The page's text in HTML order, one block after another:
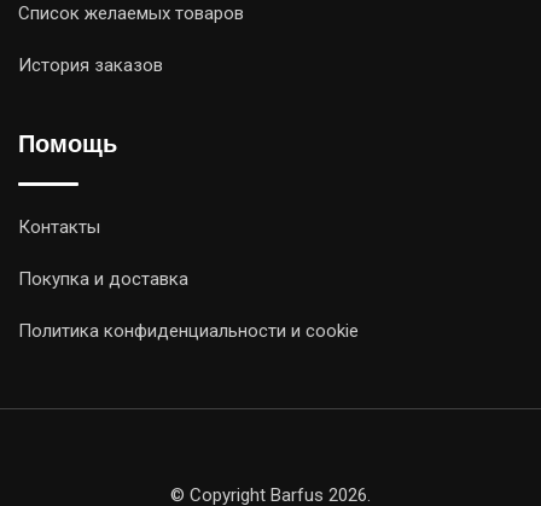
Список желаемых товаров
История заказов
Помощь
Контакты
Покупка и доставка
Политика конфиденциальности и cookie
© Copyright Barfus 2026.